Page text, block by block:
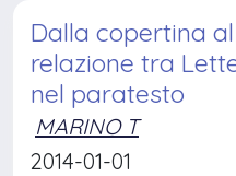
Dalla copertina
relazione tra
nel paratesto
MARINO T
2014-01-01